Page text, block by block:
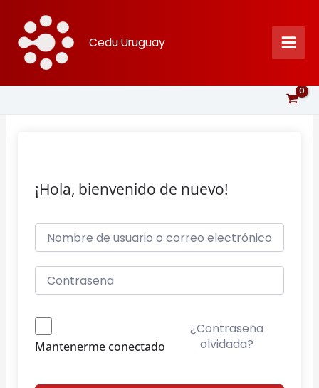
contenido
Cedu Uruguay
¡Hola, bienvenido de nuevo!
Mantenerme conectado
¿Contraseña
olvidada?